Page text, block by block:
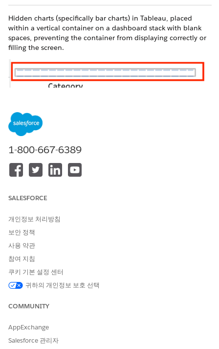
Hidden charts (specifically bar charts) in Tableau, placed
within a vertical container on a dashboard stack with blank
spaces, preventing the container from displaying correctly or
filling the screen.
솔루션
The sheet height is fixed or "Fit Height" is not enabled.
Behavior associated with stacking horizontal bar charts
vertically within a container.
Resolution:
Select the target sheet on the dashboard.
corner of the sheet, or use the context menu to select
[Fit].
1-800-667-6389
SALESFORCE
개인정보 처리방침
보안 정책
사용 약관
참여 지침
쿠키 기본 설정 센터
귀하의 개인정보 보호 선택
COMMUNITY
AppExchange
Salesforce 관리자